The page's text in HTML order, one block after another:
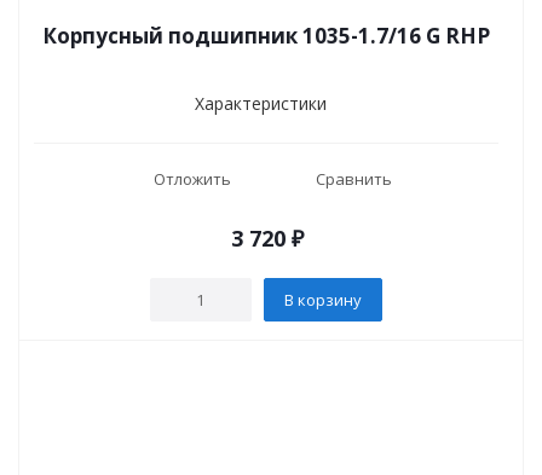
Корпусный подшипник 1035-1.7/16 G RHP
Характеристики
Отложить Сравнить
3 720₽
В корзину